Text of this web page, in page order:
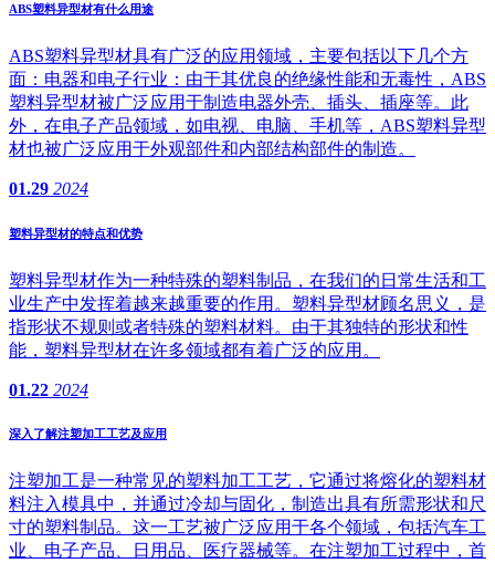
ABS塑料异型材有什么用途
ABS塑料异型材具有广泛的应用领域，主要包括以下几个方
面：电器和电子行业：由于其优良的绝缘性能和无毒性，ABS
塑料异型材被广泛应用于制造电器外壳、插头、插座等。此
外，在电子产品领域，如电视、电脑、手机等，ABS塑料异型
材也被广泛应用于外观部件和内部结构部件的制造。
01.29 2024
塑料异型材的特点和优势
塑料异型材作为一种特殊的塑料制品，在我们的日常生活和工
业生产中发挥着越来越重要的作用。塑料异型材顾名思义，是
指形状不规则或者特殊的塑料材料。由于其独特的形状和性
能，塑料异型材在许多领域都有着广泛的应用。
01.22 2024
深入了解注塑加工工艺及应用
注塑加工是一种常见的塑料加工工艺，它通过将熔化的塑料材
料注入模具中，并通过冷却与固化，制造出具有所需形状和尺
寸的塑料制品。这一工艺被广泛应用于各个领域，包括汽车工
业、电子产品、日用品、医疗器械等。在注塑加工过程中，首